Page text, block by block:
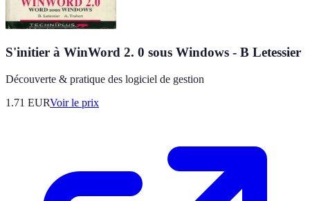
S'initier à WinWord 2. 0 sous Windows - B Letessier
Découverte & pratique des logiciel de gestion
1.71 EURVoir le prix